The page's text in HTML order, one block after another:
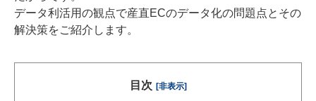
データ利活用の観点で産直ECのデータ化の問題点とその
解決策をご紹介します。
目次 [非表示]